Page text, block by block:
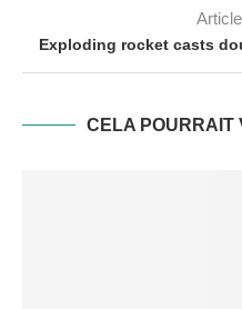
Exploding rocket casts
CELA POURRAIT